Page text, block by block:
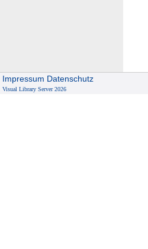
Impressum Datenschutz
Visual Library Server 2026